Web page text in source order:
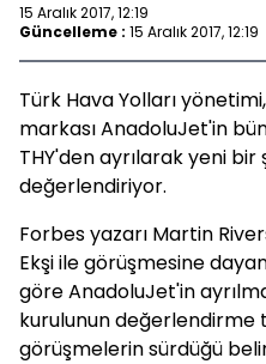
15 Aralık 2017, 12:19
Güncelleme : 15 Aralık 2017, 12:19
Türk Hava Yolları
markası AnadoluJet'in
THY'den ayrılarak yeni bir
değerlendiriyor.
Forbes yazarı Martin
Ekşi ile görüşmesine
göre AnadoluJet'in
kurulunun değerlendirme
görüşmelerin sürdüğü